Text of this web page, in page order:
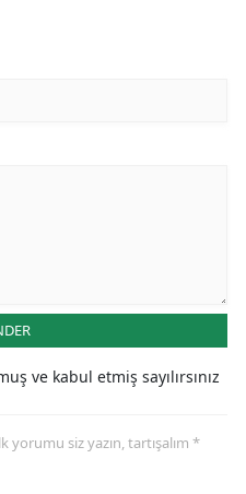
ve kabul etmiş sayılırsınız
siz yazın, tartışalım *